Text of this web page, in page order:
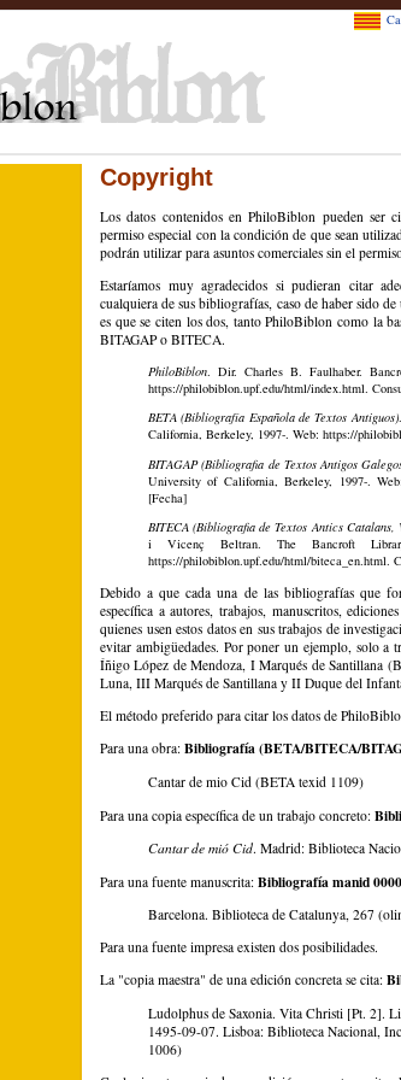
Copyright
Los datos contenidos en PhiloBiblon pueden ser
permiso especial con la condición de que sean
podrán utilizar para asuntos comerciales sin el
Estaríamos muy agradecidos si pudieran citar
cualquiera de sus bibliografías, caso de haber sido
es que se citen los dos, tanto PhiloBiblon como la
BITAGAP o BITECA.
PhiloBiblon. Dir. Charles B. Faulhaber.
https://philobiblon.upf.edu/html/index.html.
BETA (Bibliografía Española de Textos Antiguos)
California, Berkeley, 1997-. Web: https://
BITAGAP (Bibliografia de Textos Antigos
University of California, Berkeley, 1997-.
[Fecha]
BITECA (Bibliografia de Textos Antics Catalans,
i Vicenç Beltran. The Bancroft
https://philobiblon.upf.edu/html/biteca_en.html.
Debido a que cada una de las bibliografías que
específica a autores, trabajos, manuscritos,
quienes usen estos datos en sus trabajos de
evitar ambigüedades. Por poner un ejemplo, solo a
Íñigo López de Mendoza, I Marqués de Santillana
Luna, III Marqués de Santillana y II Duque del
El método preferido para citar los datos de
Para una obra: Bibliografía (BETA/BITECA/
Cantar de mio Cid (BETA texid 1109)
Para una copia específica de un trabajo concreto:
Cantar de mió Cid. Madrid: Biblioteca
Para una fuente manuscrita: Bibliografía manid
Barcelona. Biblioteca de Catalunya, 267
Para una fuente impresa existen dos posibilidades.
La "copia maestra" de una edición concreta se cita:
Ludolphus de Saxonia. Vita Christi [Pt. 2].
1495-09-07. Lisboa: Biblioteca Nacional,
1006)